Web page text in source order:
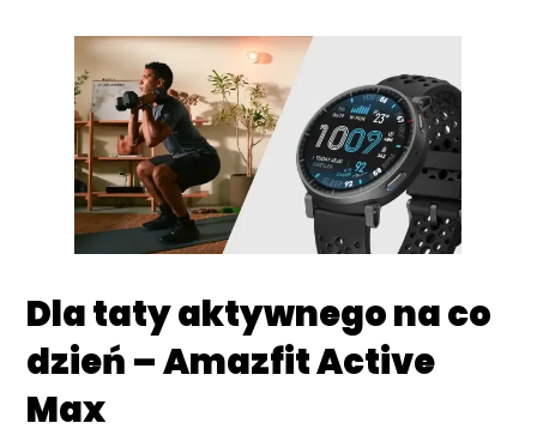
Dla taty aktywnego na co
dzień – Amazfit Active
Max